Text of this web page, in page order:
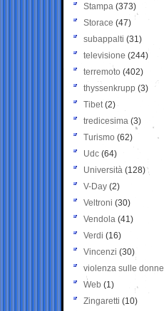
Stampa (373)
Storace (47)
subappalti (31)
televisione(244)
terremoto (402)
thyssenkrupp (3)
Tibet(2)
tredicesima (3)
Turismo (62)
Udc (64)
Università (128)
V-Day (2)
Veltroni (30)
Vendola (41)
Verdi (16)
Vincenzi (30)
violenza sulle donne
Web (1)
Zingaretti (10)